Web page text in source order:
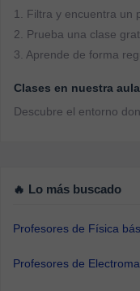
1. Filtra y encuentra un
2. Prueba una clase
3. Aprende de forma
Clases en nuestra
Descubre el entorno
🔥 Lo más buscado
Profesores de Física
Profesores de